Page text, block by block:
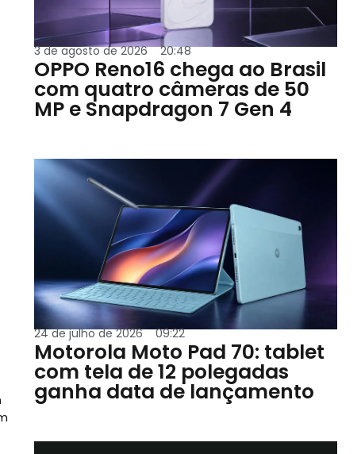
3 de agosto de 2026 20:48
OPPO Reno16 chega ao Brasil
com quatro câmeras de 50
MP e Snapdragon 7 Gen 4
24 de julho de 2026 09:22
Motorola Moto Pad 70: tablet
com tela de 12 polegadas
ganha data de lançamento